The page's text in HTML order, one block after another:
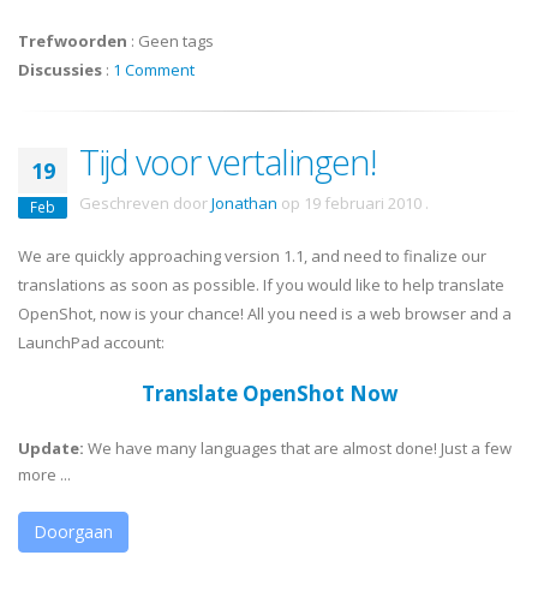
Trefwoorden : Geen tags
Discussies : 1 Comment
19
Feb
Tijd voor vertalingen!
Geschreven doorJonathan op 19 februari 2010 .
We are quickly approaching version 1.1, and need to finalize our
translations as soon as possible. If you would like to help translate
OpenShot, now is your chance! All you need is a web browser and a
LaunchPad account:
Translate OpenShot Now
Update: We have many languages that are almost done! Just a few
more ...
Doorgaan